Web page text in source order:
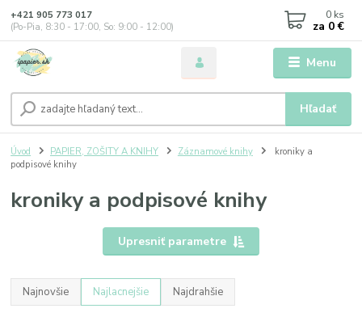
Menu
Hľadať
+421 905 773 017
(Po-Pia, 8:30 - 17:00, So: 9:00 - 12:00)
0 ks
za 0 €
Úvod PAPIER, ZOŠITY A KNIHY Záznamové knihy
kroniky a
podpisové knihy
kroniky a podpisové knihy
Upresniť parametre
Najnovšie Najlacnejšie Najdrahšie